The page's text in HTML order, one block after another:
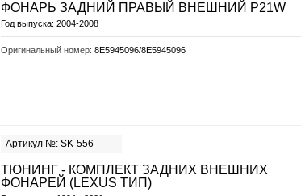
ФОНАРЬ ЗАДНИЙ ПРАВЫЙ ВНЕШНИЙ P21W
Год выпуска: 2004-2008
Оригинальный номер: 8E5945096/8E5945096
Артикул №: SK-556
ТЮНИНГ - КОМПЛЕКТ ЗАДНИХ ВНЕШНИХ
ФОНАРЕЙ (LEXUS ТИП)